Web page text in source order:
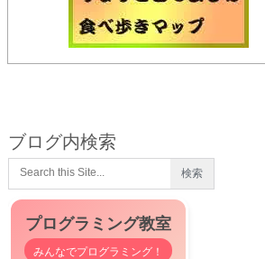
ブログ内検索
プログラミング教室
みんなでプログラミング！